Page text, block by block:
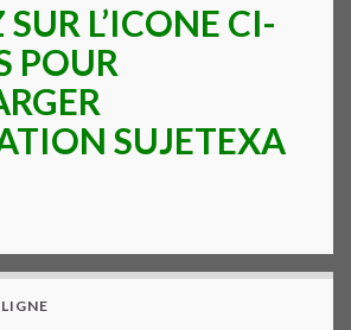
L’ICONE CI-
POUR
SUJETEXA